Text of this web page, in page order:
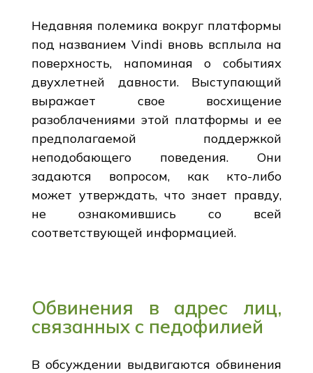
Недавняя полемика вокруг платформы
под названием Vindi вновь всплыла на
поверхность, напоминая о событиях
двухлетней давности. Выступающий
выражает свое восхищение
разоблачениями этой платформы и ее
предполагаемой поддержкой
неподобающего поведения. Они
задаются вопросом, как кто-либо
может утверждать, что знает правду,
не ознакомившись со всей
соответствующей информацией.
Обвинения в адрес лиц,
связанных с педофилией
В обсуждении выдвигаются обвинения